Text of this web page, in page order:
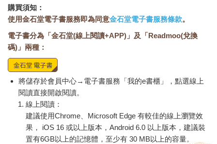
的討論。有人主張投資規模更大的記憶晶片新廠，在生產技術上
躍進，超越日本人；有人主張繼續投入更先進的設計技術，讓日
本人追不上；還有第三陣營則主張加倍投入公司進入特定領域市
場的新策略。
爭論持續了一陣子，沒有結論。公司虧損愈益嚴重。雖然微處理
器業務成長迅速，但記憶體業務的下滑，拖累了公司的獲利能
力。葛洛夫回憶一九八四年時是這麼說的：「那是極度嚴酷和挫
折的一年。我們努力工作，卻根本看不清楚要怎麼做才能翻轉公
司的狀況。完全失去了方向。」
又經過了幾個月沒有結果的爭論，到了一九八五年中，葛洛夫與
英特爾的董事長兼執行長戈登•摩爾（Gordon Moore），在辦公室
討論這個陷入無所適從的記憶晶片業務。他們兩位已經被公司內
部沒完沒了的爭論，搞得疲憊不堪。那時，葛洛夫突然有了靈
購買須知：
使用金石堂電子書服務即為同意金石堂電子書服務條款。
電子書分為「金石堂(線上閱讀+APP)」及「Readmoo(兌換
碼)」兩種：
將儲存於會員中心→電子書服務「我的e書櫃」，點選線上
閱讀直接開啟閱讀。
線上閱讀：
建議使用Chrome、Microsoft Edge 有較佳的線上瀏覽效
果， iOS 16 或以上版本，Android 6.0 以上版本，建議裝
置有6GB以上的記憶體，至少有 30 MB以上的容量。